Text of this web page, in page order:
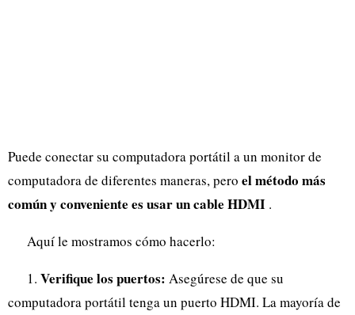
Puede conectar su computadora portátil a un monitor de
computadora de diferentes maneras, pero el método más
común y conveniente es usar un cable HDMI .
Aquí le mostramos cómo hacerlo:
1. Verifique los puertos: Asegúrese de que su
computadora portátil tenga un puerto HDMI. La mayoría de